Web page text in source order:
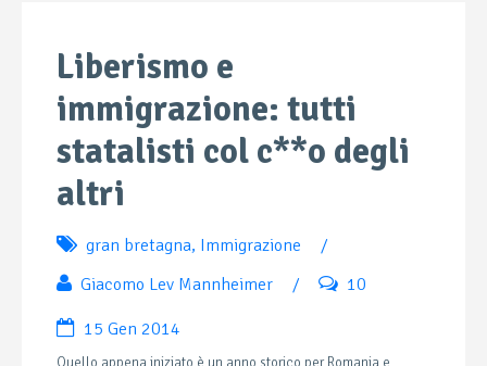
Liberismo e
immigrazione: tutti
statalisti col c**o degli
altri
gran bretagna, Immigrazione
/
Giacomo Lev Mannheimer
/ 10
15 Gen 2014